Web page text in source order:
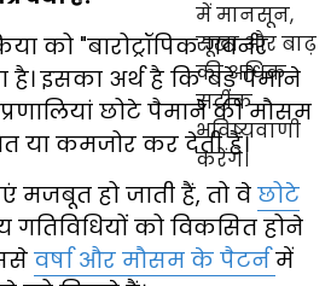
को "बारोट्रॉपिक गवर्नर
है। इसका अर्थ है कि बड़े पैमाने
छोटे पैमाने की मौसम
या कमजोर कर देती हैं।
मजबूत हो जाती हैं, तो वे छोटे
को विकसित होने
वर्षा और मौसम के पैटर्नमें